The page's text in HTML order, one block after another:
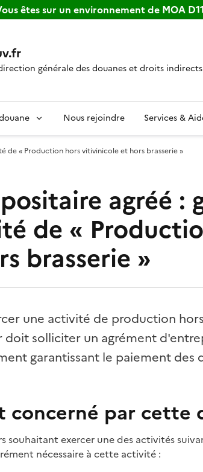
êtes sur un environnement de MOA
générale des douanes et droits indirects
Nous rejoindre Services &
de « Production hors vitivinicole et hors brasserie »
agréé :
de «
brasserie »
une activité de production
solliciter un agrément
garantissant le paiement des
concerné par cette
souhaitant exercer une des activités
nécessaire à cette activité :